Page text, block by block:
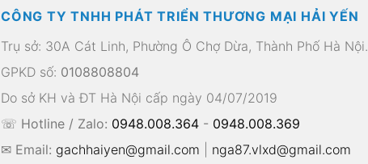
CÔNG TY TNHH PHÁT TRIỂN THƯƠNG MẠI HẢI YẾN
Trụ sở: 30A Cát Linh, Phường Ô Chợ Dừa, Thành Phố Hà Nội.
GPKD số: 0108808804
Do sở KH và ĐT Hà Nội cấp ngày 04/07/2019
☏ Hotline / Zalo: 0948.008.364 - 0948.008.369
✉ Email: gachhaiyen@gmail.com nga87.vlxd@gmail.com